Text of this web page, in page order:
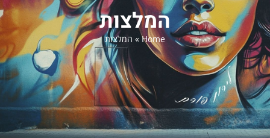
המלצות
Home
» המלצות